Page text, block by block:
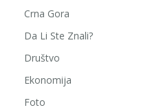
Crna Gora
Da Li Ste Znali?
Društvo
Ekonomija
Foto